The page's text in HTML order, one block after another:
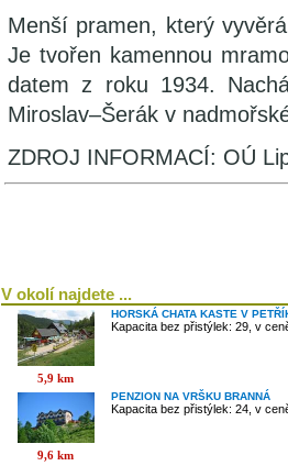
Menší pramen, který
Je tvořen kamennou
datem z roku 1934.
Miroslav–Šerák v
ZDROJ INFORMACÍ: OÚ
V okolí najdete ...
5,9 km
HORSKÁ CHATA KASTE V
Kapacita bez přistýlek: 29, v
9,6 km
PENZION NA VRŠKU BRANNÁ
Kapacita bez přistýlek: 24, v